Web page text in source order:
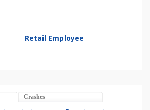
Retail Employee
Crashes